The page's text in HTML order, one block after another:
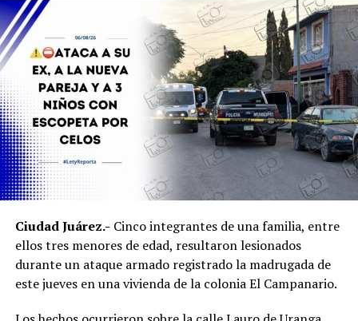
Ciudad Juárez.- Cinco integrantes de una familia, entre
ellos tres menores de edad, resultaron lesionados
durante un ataque armado registrado la madrugada de
este jueves en una vivienda de la colonia El Campanario.